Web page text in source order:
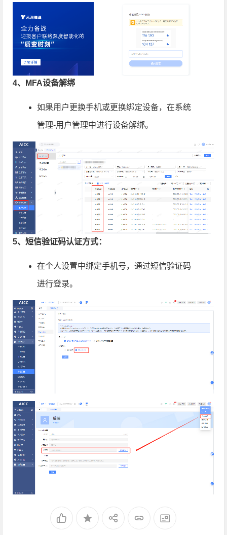
4、MFA设备解绑
如果用户更换手机或更换绑定设备，在系统
管理-用户管理中进行设备解绑。
5、短信验证码认证方式：
在个人设置中绑定手机号，通过短信验证码
进行登录。